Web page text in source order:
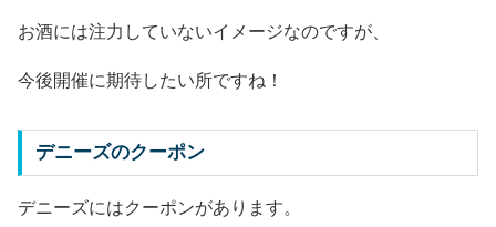
お酒には注力していないイメージなのですが、
今後開催に期待したい所ですね！
デニーズのクーポン
デニーズにはクーポンがあります。